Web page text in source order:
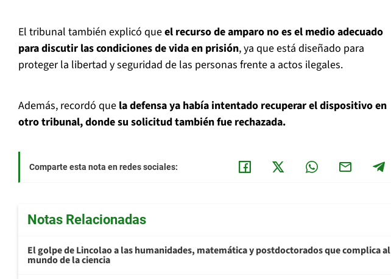
El tribunal también explicó queel recurso de amparo no es el medio adecuado
para discutir las condiciones de vida en prisión, ya que está diseñado para
proteger la libertad y seguridad de las personas frente a actos ilegales.
Además, recordó que la defensa ya había intentado recuperar el dispositivo en
otro tribunal, donde su solicitud también fue rechazada.
Comparte esta nota en redes sociales:
Notas Relacionadas
El golpe de Lincolao a las humanidades, matemática y postdoctorados que complica al
mundo de la ciencia